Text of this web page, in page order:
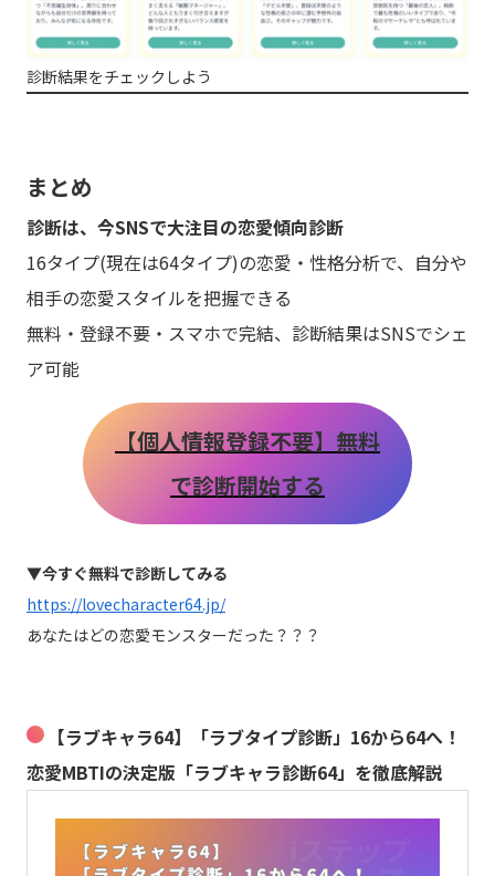
診断結果をチェックしよう
まとめ
診断は、今SNSで大注目の恋愛傾向診断
16タイプ(現在は64タイプ)の恋愛・性格分析で、自分や
相手の恋愛スタイルを把握できる
無料・登録不要・スマホで完結、診断結果はSNSでシェ
ア可能
【個人情報登録不要】無料
で診断開始する
▼今すぐ無料で診断してみる
https://lovecharacter64.jp/
あなたはどの恋愛モンスターだった？？？
【ラブキャラ64】「ラブタイプ診断」16から64へ！
恋愛MBTIの決定版「ラブキャラ診断64」を徹底解説